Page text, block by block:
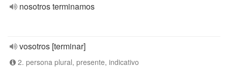
nosotros terminamos
vosotros [terminar]
2. persona plural, presente, indicativo